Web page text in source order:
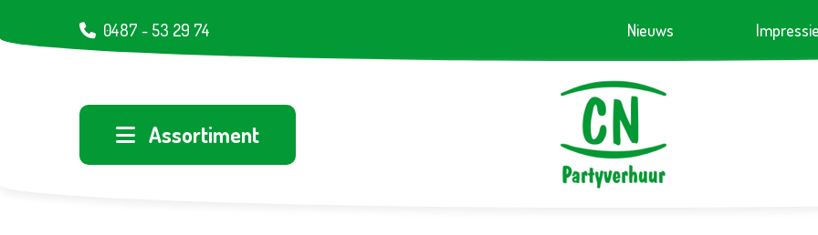
0487 - 53 29 74 Nieuws
Assortiment